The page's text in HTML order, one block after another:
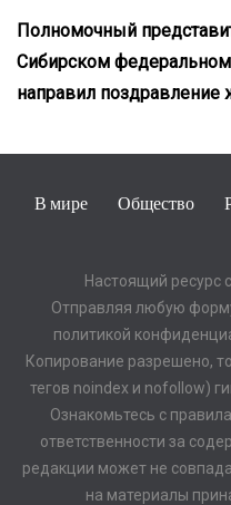
Полномочный
Сибирском
направил
В мире Общество
Настоящий ресурс
Отправляя любую
политикой
Копирование разрешено,
тегов noindex и nofollow)
Ознакомьтесь с
ответственности за
редакции может не
на материалы